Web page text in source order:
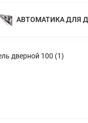
АВТОМАТИКА ДЛЯ
дверной 100 (1)